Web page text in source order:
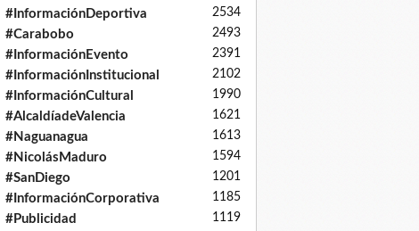
#InformaciónDeportiva 2534
#Carabobo 2493
#InformaciónEvento 2391
#InformaciónInstitucional 2102
#InformaciónCultural 1990
#AlcaldíadeValencia 1621
#Naguanagua 1613
#NicolásMaduro 1594
#SanDiego 1201
#InformaciónCorporativa 1185
#Publicidad 1119